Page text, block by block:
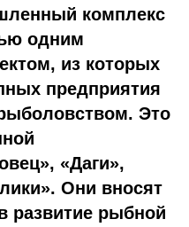
комплекс
одним
из которых
предприятия
Это
«Даги»,
Они вносят
развитие рыбной